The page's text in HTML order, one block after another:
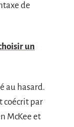
de
un
au hasard.
coécrit par
McKee et